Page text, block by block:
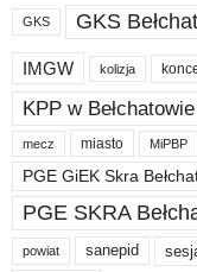
GKS GKS
IMGW kolizja
KPP w Bełchatowie
mecz miasto MiPBP
PGE GiEK Skra
PGE SKRA
powiat sanepid